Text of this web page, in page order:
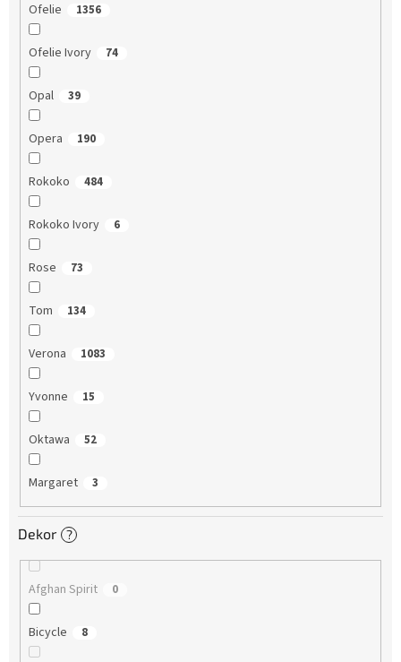
Ofelie 1356
Ofelie Ivory 74
Opal 39
Opera 190
Rokoko 484
Rokoko Ivory 6
Rose 73
Tom 134
Verona 1083
Yvonne 15
Oktawa 52
Margaret 3
Dekor ?
Afghan Spirit 0
Bicycle 8